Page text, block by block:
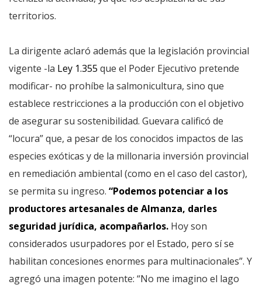
territorios.
La dirigente aclaró además que la legislación provincial
vigente -la Ley 1.355 que el Poder Ejecutivo pretende
modificar- no prohíbe la salmonicultura, sino que
establece restricciones a la producción con el objetivo
de asegurar su sostenibilidad. Guevara calificó de
“locura” que, a pesar de los conocidos impactos de las
especies exóticas y de la millonaria inversión provincial
en remediación ambiental (como en el caso del castor),
se permita su ingreso. “Podemos potenciar a los
productores artesanales de Almanza, darles
seguridad jurídica, acompañarlos. Hoy son
considerados usurpadores por el Estado, pero sí se
habilitan concesiones enormes para multinacionales”. Y
agregó una imagen potente: “No me imagino el lago